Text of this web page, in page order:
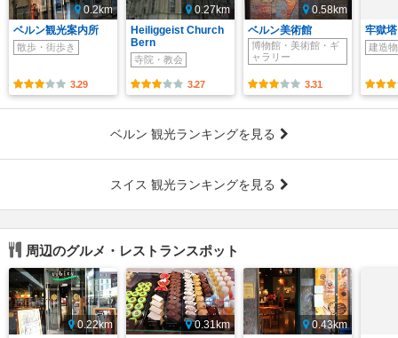
0.2km
ベルン観光案内所
散歩・街歩き
3.29
0.27km
Heiliggeist Church
Bern
寺院・教会
3.27
0.58km
ベルン美術館
博物館・美術館・ギ
ャラリー
3.31
牢獄塔
建造物
ベルン 観光ランキングを見る
スイス 観光ランキングを見る
周辺のグルメ・レストランスポット
0.22km
0.31km
0.43km